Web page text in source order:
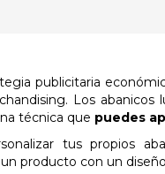
publicitaria
Los abanicos
técnica que puedes
tus propios
producto con un